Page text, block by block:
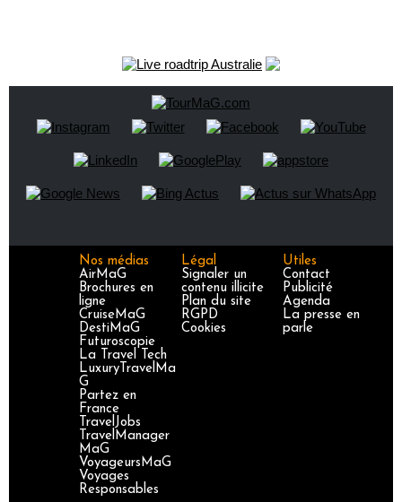
Nos médias
AirMaG
Brochures en
ligne
CruiseMaG
DestiMaG
Futuroscopie
La Travel Tech
LuxuryTravelMa
G
Partez en
France
TravelJobs
TravelManager
MaG
VoyageursMaG
Voyages
Responsables
Légal
Signaler un
contenu illicite
Plan du site
RGPD
Cookies
Utiles
Contact
Publicité
Agenda
La presse en
parle